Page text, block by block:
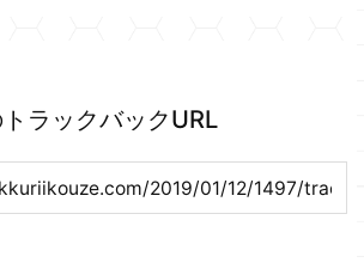
ラックバックURL